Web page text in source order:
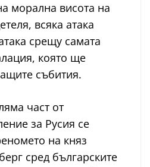
морална висота на
всяка атака
срещу самата
която ще
събития.
част от
за Русия се
на княз
сред българските